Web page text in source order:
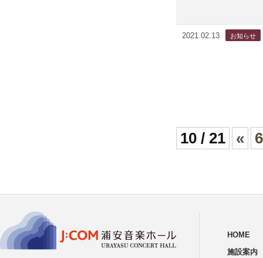
2021.02.13
10 / 21 « 6
HOME
施設案内